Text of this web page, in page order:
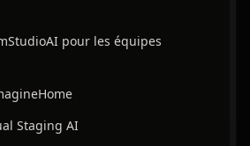
pour les équipes
Staging AI